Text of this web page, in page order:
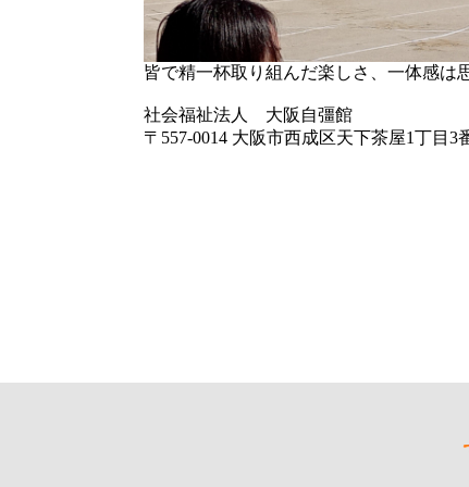
皆で精一杯取り組んだ楽しさ、一体感は
社会福祉法人 大阪自彊館
〒557-0014 大阪市西成区天下茶屋1丁目3